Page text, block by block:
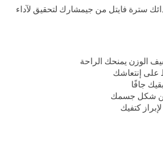
سترة فايتل من جيمشارك لتحقيق لآداء
الوزن يمنحك الراحة
إنتعاشك
جافًا
من شكل جسمك
كتفيك